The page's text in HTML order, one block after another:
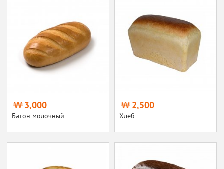
3,000
Батон молочный
2,500
Хлеб